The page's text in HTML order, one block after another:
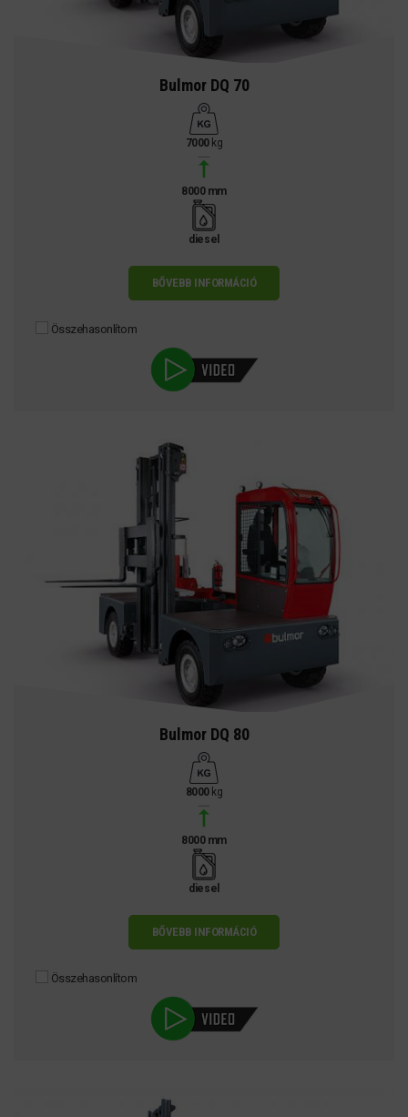
Bulmor DQ 70
7000kg
8000 mm
diesel
BŐVEBB INFORMÁCIÓ
Összehasonlítom
Bulmor DQ 80
8000kg
8000 mm
diesel
BŐVEBB INFORMÁCIÓ
Összehasonlítom